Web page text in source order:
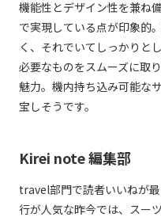
機能性とデザイン性を兼ね
で実現している点が印象的
く、それでいてしっかりと
必要なものをスムーズに取
魅力。機内持ち込み可能な
宝しそうです。
Kirei note 編集部
travel部門で読者いいねが
行が人気な昨今では、スー